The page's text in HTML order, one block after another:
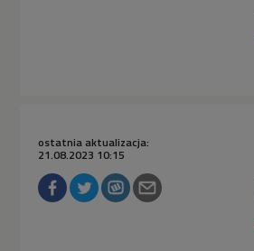
ostatnia aktualizacja:
21.08.2023 10:15